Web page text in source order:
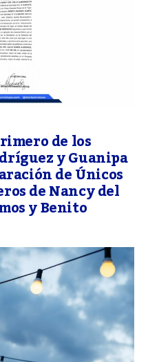
de los
y Guanipa
de Únicos
de Nancy del
y Benito